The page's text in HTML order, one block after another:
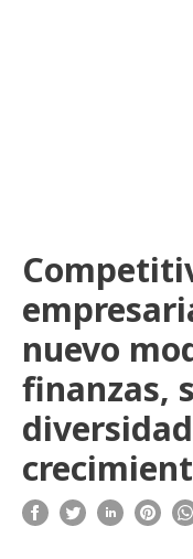
nuevo
finanzas,